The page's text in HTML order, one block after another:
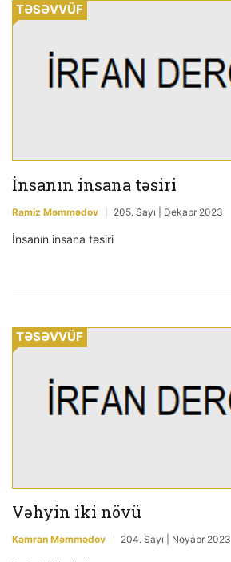
TƏSƏVVÜF
İnsanın insana təsiri
Ramiz Məmmədov 205. Sayı | Dekabr 2023
İnsanın insana təsiri
TƏSƏVVÜF
Vəhyin iki növü
Kamran Məmmədov 204. Sayı | Noyabr 2023